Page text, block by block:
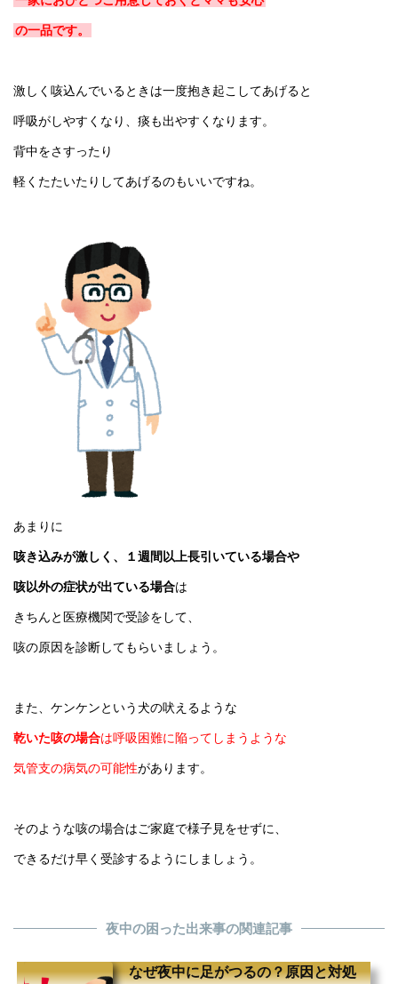
の一品です。
激しく咳込んでいるときは一度抱き起こしてあげると
呼吸がしやすくなり、痰も出やすくなります。
背中をさすったり
軽くたたいたりしてあげるのもいいですね。
あまりに
咳き込みが激しく、１週間以上長引いている場合や
咳以外の症状が出ている場合は
きちんと医療機関で受診をして、
咳の原因を診断してもらいましょう。
また、ケンケンという犬の吠えるような
乾いた咳の場合は呼吸困難に陥ってしまうような
気管支の病気の可能性があります。
そのような咳の場合はご家庭で様子見をせずに、
できるだけ早く受診するようにしましょう。
夜中の困った出来事の関連記事
なぜ夜中に足がつるの？原因と対処